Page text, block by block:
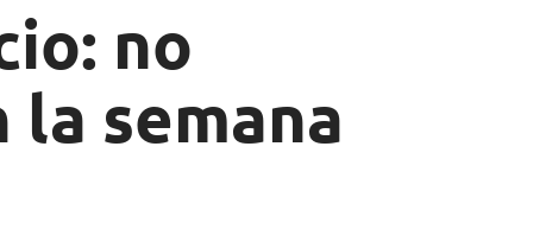
no
semana